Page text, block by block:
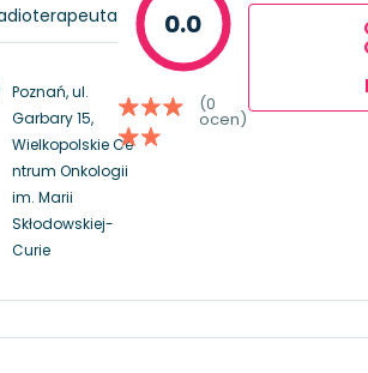
Poznań, ul.
Garbary 15,
Wielkopolskie Ce
ntrum Onkologii
im. Marii
Skłodowskiej-
Curie
0.0
(0
ocen)